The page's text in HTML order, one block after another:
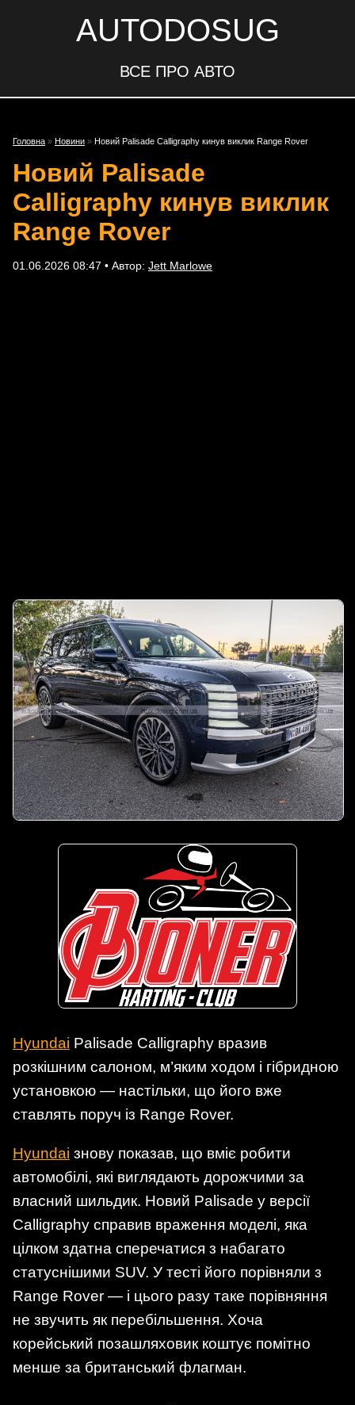
AUTODOSUG
ВСЕ ПРО АВТО
Головна » Новини » Новий Palisade Calligraphy кинув виклик Range Rover
Новий Palisade
Calligraphy кинув виклик
Range Rover
01.06.2026 08:47 • Автор: Jett Marlowe
Hyundai Palisade Calligraphy вразив
розкішним салоном, м’яким ходом і гібридною
установкою — настільки, що його вже
ставлять поруч із Range Rover.
Hyundai знову показав, що вміє робити
автомобілі, які виглядають дорожчими за
власний шильдик. Новий Palisade у версії
Calligraphy справив враження моделі, яка
цілком здатна сперечатися з набагато
статуснішими SUV. У тесті його порівняли з
Range Rover — і цього разу таке порівняння
не звучить як перебільшення. Хоча
корейський позашляховик коштує помітно
менше за британський флагман.